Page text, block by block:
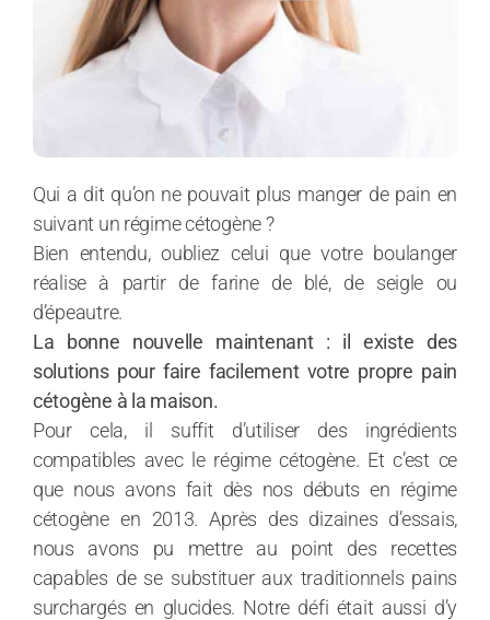
Qui a dit qu’on ne pouvait plus manger de pain en
suivant un régime cétogène ?
Bien entendu, oubliez celui que votre boulanger
réalise à partir de farine de blé, de seigle ou
d’épeautre.
La bonne nouvelle maintenant : il existe des
solutions pour faire facilement votre propre pain
cétogène à la maison.
Pour cela, il suffit d’utiliser des ingrédients
compatibles avec le régime cétogène. Et c’est ce
que nous avons fait dès nos débuts en régime
cétogène en 2013. Après des dizaines d’essais,
nous avons pu mettre au point des recettes
capables de se substituer aux traditionnels pains
surchargés en glucides. Notre défi était aussi d’y